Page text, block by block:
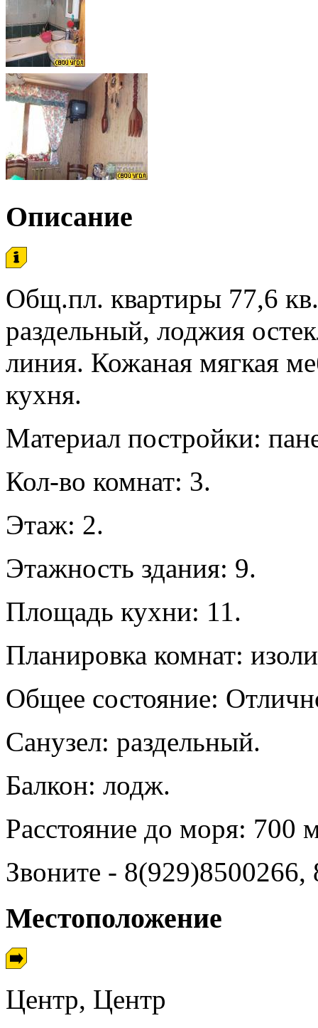
Описание
Общ.пл. квартиры 77,6
раздельный, лоджия
линия. Кожаная мягкая
кухня.
Материал постройки:
Кол-во комнат: 3.
Этаж: 2.
Этажность здания: 9.
Площадь кухни: 11.
Планировка комнат:
Общее состояние:
Санузел: раздельный.
Балкон: лодж.
Расстояние до моря: 700
Звоните -
Местоположение
Центр, Центр